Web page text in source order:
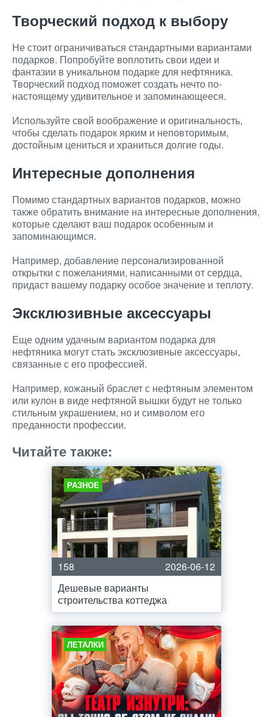
Творческий подход к выбору
Не стоит ограничиваться стандартными вариантами
подарков. Попробуйте воплотить свои идеи и
фантазии в уникальном подарке для нефтяника.
Творческий подход поможет создать нечто по-
настоящему удивительное и запоминающееся.
Используйте свой воображение и оригинальность,
чтобы сделать подарок ярким и неповторимым,
достойным цениться и храниться долгие годы.
Интересные дополнения
Помимо стандартных вариантов подарков, можно
также обратить внимание на интересные дополнения,
которые сделают ваш подарок особенным и
запоминающимся.
Например, добавление персонализированной
открытки с пожеланиями, написанными от сердца,
придаст вашему подарку особое значение и теплоту.
Эксклюзивные аксессуары
Еще одним удачным вариантом подарка для
нефтяника могут стать эксклюзивные аксессуары,
связанные с его профессией.
Например, кожаный браслет с нефтяным элементом
или кулон в виде нефтяной вышки будут не только
стильным украшением, но и символом его
преданности профессии.
Читайте также:
РАЗНОЕ
158
2026-06-12
Дешевые варианты
строительства коттеджа
ЛЕТАЛКИ